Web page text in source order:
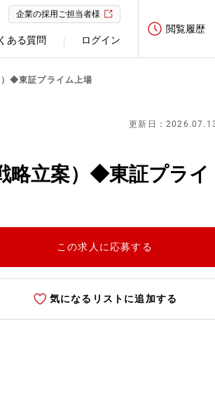
企業の採用ご担当者様
ある質問 ログイン
閲覧履歴
◆東証プライム上場
更新日：
略立案）◆東証プライ
この求人に応募する
気になるリストに追加する